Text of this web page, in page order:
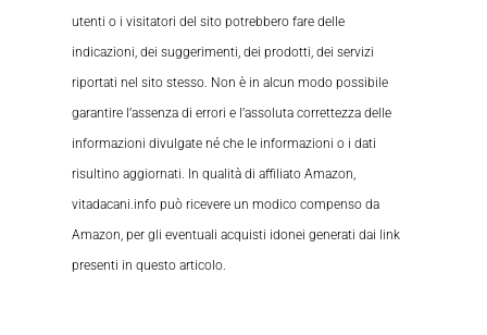
utenti o i visitatori del sito potrebbero fare delle
indicazioni, dei suggerimenti, dei prodotti, dei servizi
riportati nel sito stesso. Non è in alcun modo possibile
garantire l’assenza di errori e l’assoluta correttezza delle
informazioni divulgate né che le informazioni o i dati
risultino aggiornati. In qualità di affiliato Amazon,
vitadacani.info può ricevere un modico compenso da
Amazon, per gli eventuali acquisti idonei generati dai link
presenti in questo articolo.